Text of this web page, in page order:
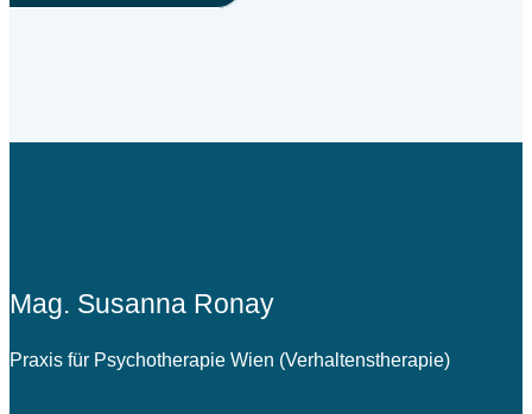
Mag. Susanna Ronay
Praxis für Psychotherapie Wien (Verhaltenstherapie)